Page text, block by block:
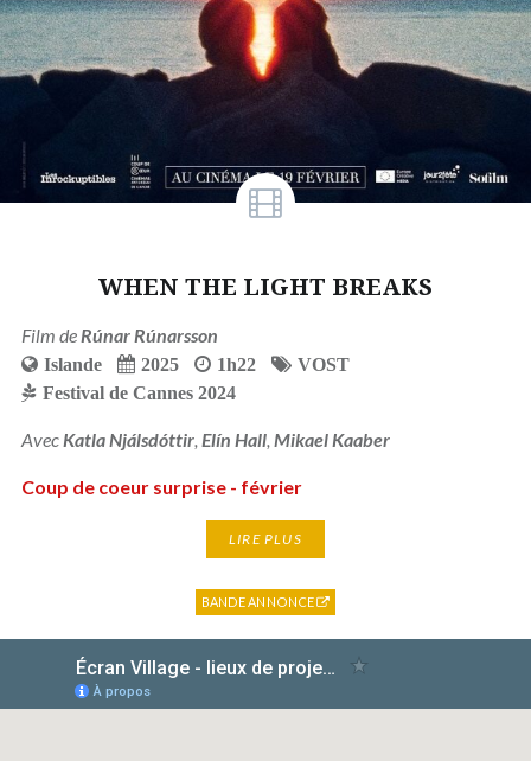
WHEN THE LIGHT BREAKS
Film de Rúnar Rúnarsson
Islande 2025 1h22
VOST
Festival de Cannes 2024
Avec Katla Njálsdóttir, Elín Hall, Mikael Kaaber
Coup de coeur surprise - février
LIRE PLUS
BANDE ANNONCE